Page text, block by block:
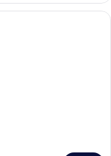
, 객실 내 금고, 책상, 노트북 작